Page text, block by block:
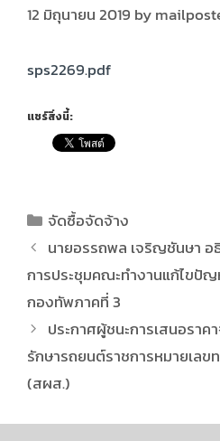
12 มิถุนายน 2019 by
sps2269.pdf
แชร์สิ่งนี้:
จัดซื้อจัดจ้าง
นายอรรถพล เจริญชันษา อ
การประชุมคณะทำงานแก้ไขปั
กองทัพภาคที่ 3
ประกาศผู้ชนะการเสนอราค
รักษารถยนต์ราชการหมายเลข
(สผส.)